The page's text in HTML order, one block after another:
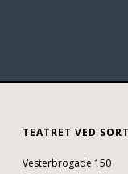
TEATRET VED
Vesterbrogade 150